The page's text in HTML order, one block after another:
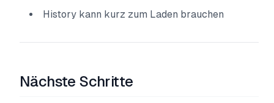
History kann kurz zum Laden brauchen
Nächste Schritte